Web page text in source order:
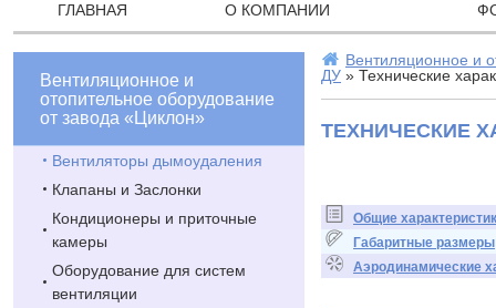
ГЛАВНАЯ О КОМПАНИИ
Вентиляционное и
отопительное оборудование
от завода «Циклон»
Вентиляторы дымоудаления
Клапаны и Заслонки
Кондиционеры и приточные
камеры
Оборудование для систем
вентиляции
Вентиляционное и
ДУ » Технические
ТЕХНИЧЕСКИЕ
Общие
Габаритные размеры
Аэродинамические